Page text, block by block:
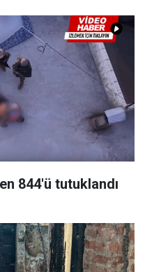
844'ü tutuklandı